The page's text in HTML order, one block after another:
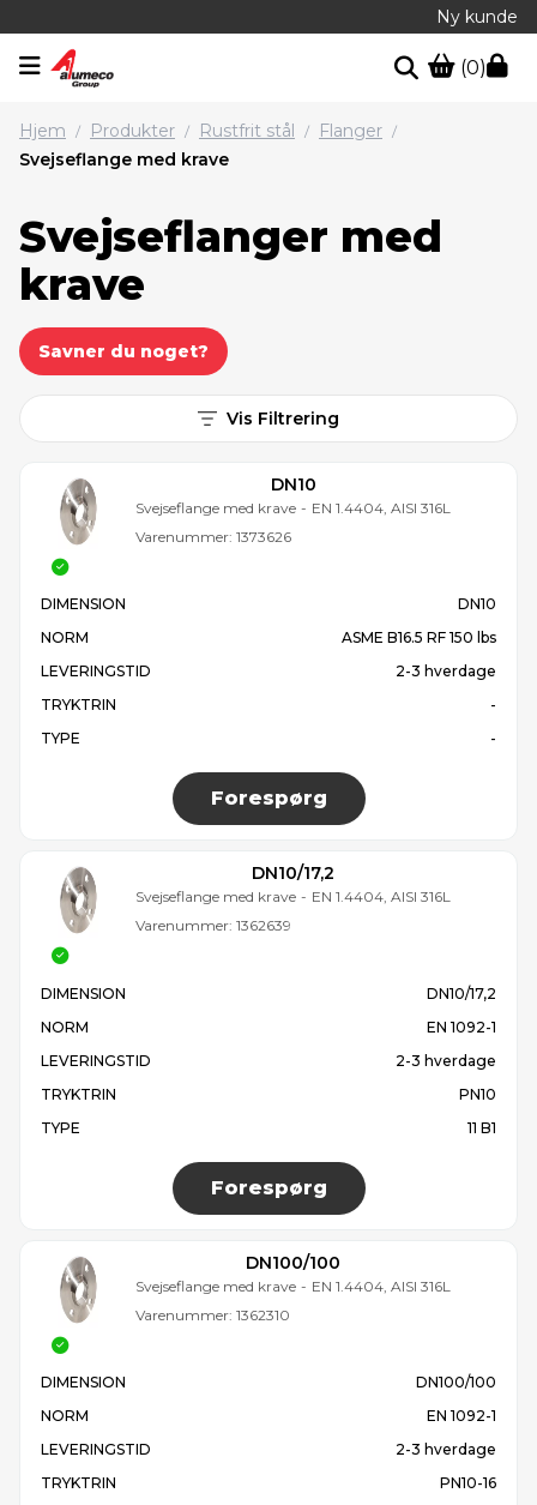
Ny kunde
(0)
Hjem / Produkter / Rustfrit stål / Flanger /
Svejseflange med krave
Svejseflanger med
krave
Savner du noget?
Vis Filtrering
DN10
Svejseflange med krave - EN 1.4404, AISI 316L
Varenummer: 1373626
DIMENSION
DN10
NORM
ASME B16.5 RF 150 lbs
LEVERINGSTID
2-3 hverdage
TRYKTRIN
-
TYPE
-
Forespørg
DN10/17,2
Svejseflange med krave - EN 1.4404, AISI 316L
Varenummer: 1362639
DIMENSION
DN10/17,2
NORM
EN 1092-1
LEVERINGSTID
2-3 hverdage
TRYKTRIN
PN10
TYPE
11 B1
Forespørg
DN100/100
Svejseflange med krave - EN 1.4404, AISI 316L
Varenummer: 1362310
DIMENSION
DN100/100
NORM
EN 1092-1
LEVERINGSTID
2-3 hverdage
TRYKTRIN
PN10-16